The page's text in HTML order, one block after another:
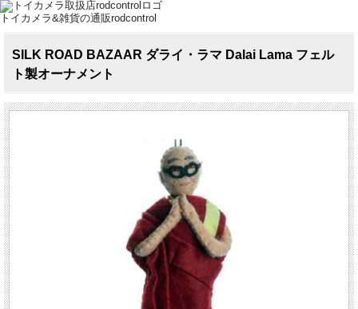
トイカメラ&雑貨の通販rodcontrol
SILK ROAD BAZAAR ダライ・ラマ Dalai Lama フェル
ト製オーナメント